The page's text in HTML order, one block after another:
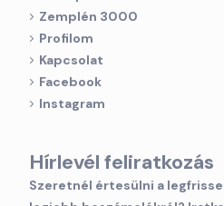
Zemplén 3000
Profilom
Kapcsolat
Facebook
Instagram
Hírlevél feliratkozás
Szeretnél értesülni a